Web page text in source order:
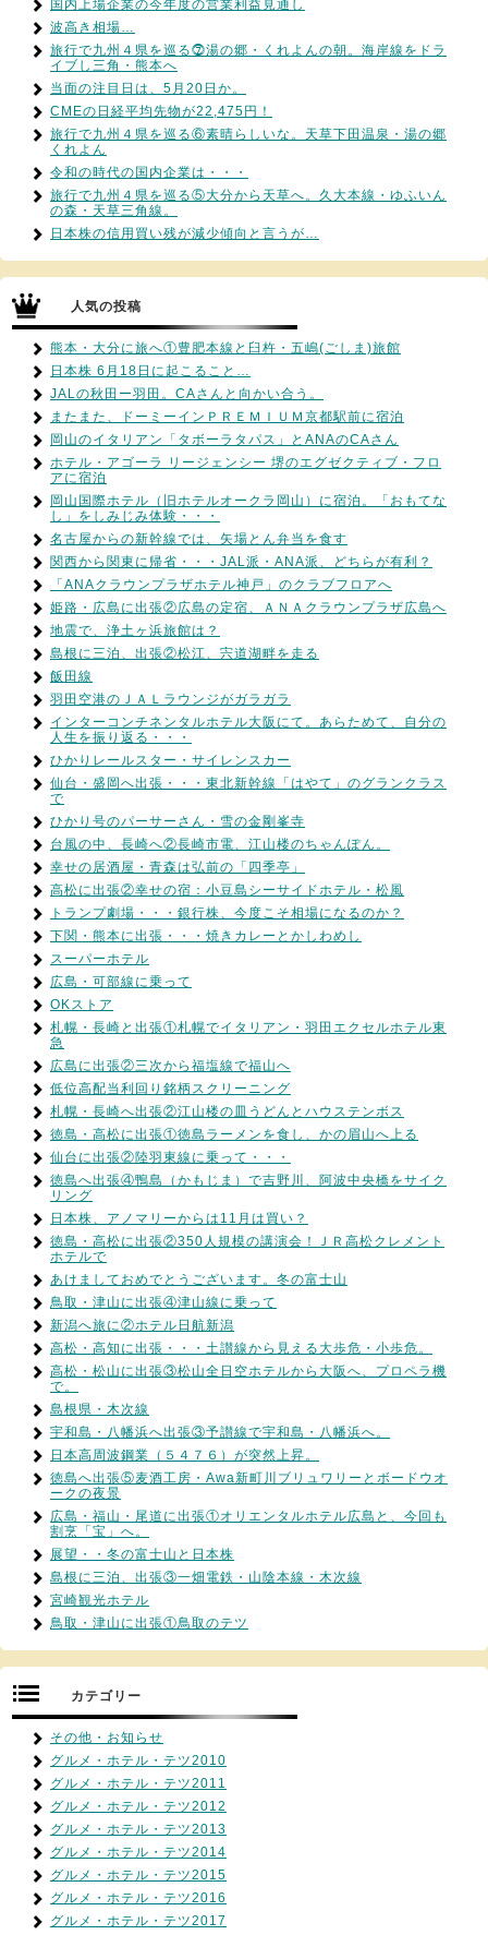
国内上場企業の今年度の営業利益見通し
波高き相場…
旅行で九州４県を巡る⓻湯の郷・くれよんの朝。海岸線をドラ
イブし三角・熊本へ
当面の注目日は、5月20日か。
CMEの日経平均先物が22,475円！
旅行で九州４県を巡る⑥素晴らしいな。天草下田温泉・湯の郷
くれよん
令和の時代の国内企業は・・・
旅行で九州４県を巡る⑤大分から天草へ。久大本線・ゆふいん
の森・天草三角線。
日本株の信用買い残が減少傾向と言うが…
人気の投稿
熊本・大分に旅へ①豊肥本線と臼杵・五嶋(ごしま)旅館
日本株 6月18日に起こること…
JALの秋田ー羽田。CAさんと向かい合う。
またまた、ドーミーインＰＲＥＭＩＵＭ京都駅前に宿泊
岡山のイタリアン「タボーラタパス」とANAのCAさん
ホテル・アゴーラ リージェンシー 堺のエグゼクティブ・フロ
アに宿泊
岡山国際ホテル（旧ホテルオークラ岡山）に宿泊。「おもてな
し」をしみじみ体験・・・
名古屋からの新幹線では、矢場とん弁当を食す
関西から関東に帰省・・・JAL派・ANA派、どちらが有利？
「ANAクラウンプラザホテル神戸」のクラブフロアへ
姫路・広島に出張②広島の定宿、ＡＮＡクラウンプラザ広島へ
地震で、浄土ヶ浜旅館は？
島根に三泊、出張②松江、宍道湖畔を走る
飯田線
羽田空港のＪＡＬラウンジがガラガラ
インターコンチネンタルホテル大阪にて。あらためて、自分の
人生を振り返る・・・
ひかりレールスター・サイレンスカー
仙台・盛岡へ出張・・・東北新幹線「はやて」のグランクラス
で
ひかり号のパーサーさん・雪の金剛峯寺
台風の中、長崎へ②長崎市電、江山楼のちゃんぽん。
幸せの居酒屋・青森は弘前の「四季亭」
高松に出張②幸せの宿：小豆島シーサイドホテル・松風
トランプ劇場・・・銀行株、今度こそ相場になるのか？
下関・熊本に出張・・・焼きカレーとかしわめし
スーパーホテル
広島・可部線に乗って
OKストア
札幌・長崎と出張①札幌でイタリアン・羽田エクセルホテル東
急
広島に出張②三次から福塩線で福山へ
低位高配当利回り銘柄スクリーニング
札幌・長崎へ出張②江山楼の皿うどんとハウステンボス
徳島・高松に出張①徳島ラーメンを食し、かの眉山へ上る
仙台に出張②陸羽東線に乗って・・・
徳島へ出張④鴨島（かもじま）で吉野川、阿波中央橋をサイク
リング
日本株、アノマリーからは11月は買い？
徳島・高松に出張②350人規模の講演会！ＪＲ高松クレメント
ホテルで
あけましておめでとうございます。冬の富士山
鳥取・津山に出張④津山線に乗って
新潟へ旅に②ホテル日航新潟
高松・高知に出張・・・土讃線から見える大歩危・小歩危。
高松・松山に出張③松山全日空ホテルから大阪へ、プロペラ機
で。
島根県・木次線
宇和島・八幡浜へ出張③予讃線で宇和島・八幡浜へ。
日本高周波鋼業（５４７６）が突然上昇。
徳島へ出張⑤麦酒工房・Awa新町川ブリュワリーとボードウオ
ークの夜景
広島・福山・尾道に出張①オリエンタルホテル広島と、今回も
割烹「宝」へ。
展望・・冬の富士山と日本株
島根に三泊、出張③一畑電鉄・山陰本線・木次線
宮崎観光ホテル
鳥取・津山に出張①鳥取のテツ
カテゴリー
その他・お知らせ
グルメ・ホテル・テツ2010
グルメ・ホテル・テツ2011
グルメ・ホテル・テツ2012
グルメ・ホテル・テツ2013
グルメ・ホテル・テツ2014
グルメ・ホテル・テツ2015
グルメ・ホテル・テツ2016
グルメ・ホテル・テツ2017